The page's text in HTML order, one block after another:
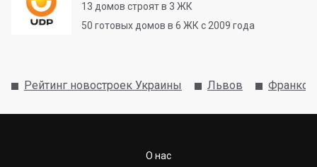
13 домов строят в 3 ЖК
50 готовых домов в 6 ЖК с 2009 года
Рейтинг новостроек Украины Львов
О нас